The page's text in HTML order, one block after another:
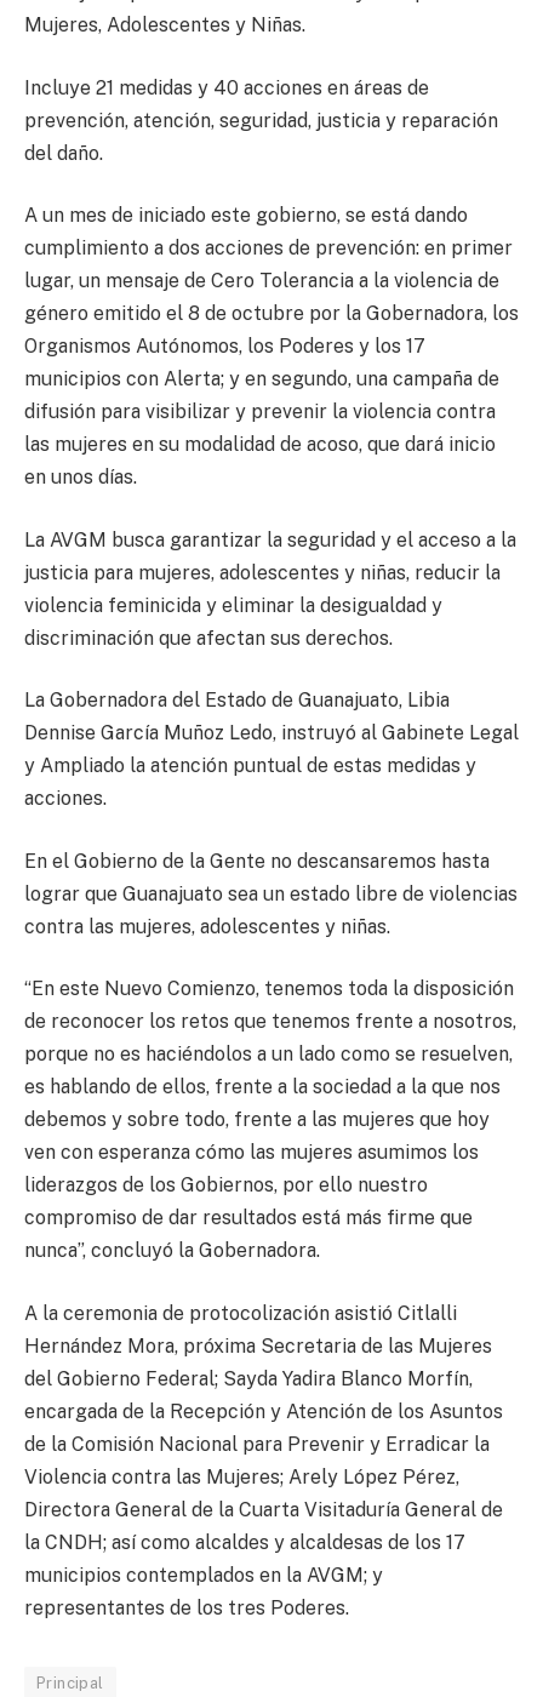
Mujeres, Adolescentes y Niñas.
Incluye 21 medidas y 40 acciones en áreas de
prevención, atención, seguridad, justicia y reparación
del daño.
A un mes de iniciado este gobierno, se está dando
cumplimiento a dos acciones de prevención: en primer
lugar, un mensaje de Cero Tolerancia a la violencia de
género emitido el 8 de octubre por la Gobernadora, los
Organismos Autónomos, los Poderes y los 17
municipios con Alerta; y en segundo, una campaña de
difusión para visibilizar y prevenir la violencia contra
las mujeres en su modalidad de acoso, que dará inicio
en unos días.
La AVGM busca garantizar la seguridad y el acceso a la
justicia para mujeres, adolescentes y niñas, reducir la
violencia feminicida y eliminar la desigualdad y
discriminación que afectan sus derechos.
La Gobernadora del Estado de Guanajuato, Libia
Dennise García Muñoz Ledo, instruyó al Gabinete Legal
y Ampliado la atención puntual de estas medidas y
acciones.
En el Gobierno de la Gente no descansaremos hasta
lograr que Guanajuato sea un estado libre de violencias
contra las mujeres, adolescentes y niñas.
“En este Nuevo Comienzo, tenemos toda la disposición
de reconocer los retos que tenemos frente a nosotros,
porque no es haciéndolos a un lado como se resuelven,
es hablando de ellos, frente a la sociedad a la que nos
debemos y sobre todo, frente a las mujeres que hoy
ven con esperanza cómo las mujeres asumimos los
liderazgos de los Gobiernos, por ello nuestro
compromiso de dar resultados está más firme que
nunca”, concluyó la Gobernadora.
A la ceremonia de protocolización asistió Citlalli
Hernández Mora, próxima Secretaria de las Mujeres
del Gobierno Federal; Sayda Yadira Blanco Morfín,
encargada de la Recepción y Atención de los Asuntos
de la Comisión Nacional para Prevenir y Erradicar la
Violencia contra las Mujeres; Arely López Pérez,
Directora General de la Cuarta Visitaduría General de
la CNDH; así como alcaldes y alcaldesas de los 17
municipios contemplados en la AVGM; y
representantes de los tres Poderes.
Principal